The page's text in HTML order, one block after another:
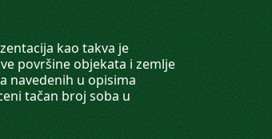
kao takva je
površine objekata i zemlje
navedenih u opisima
tačan broj soba u